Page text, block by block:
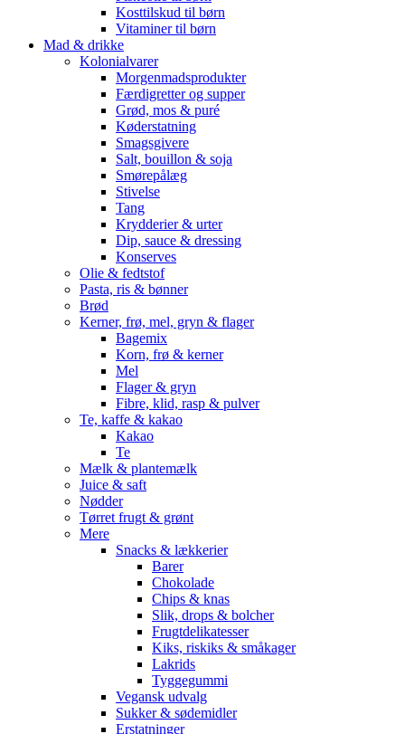
Kosttilskud til børn
Vitaminer til børn
Mad & drikke
Kolonialvarer
Morgenmadsprodukter
Færdigretter og supper
Grød, mos & puré
Køderstatning
Smagsgivere
Salt, bouillon & soja
Smørepålæg
Stivelse
Tang
Krydderier & urter
Dip, sauce & dressing
Konserves
Olie & fedtstof
Pasta, ris & bønner
Brød
Kerner, frø, mel, gryn & flager
Bagemix
Korn, frø & kerner
Mel
Flager & gryn
Fibre, klid, rasp & pulver
Te, kaffe & kakao
Kakao
Te
Mælk & plantemælk
Juice & saft
Nødder
Tørret frugt & grønt
Mere
Snacks & lækkerier
Barer
Chokolade
Chips & knas
Slik, drops & bolcher
Frugtdelikatesser
Kiks, riskiks & småkager
Lakrids
Tyggegummi
Vegansk udvalg
Sukker & sødemidler
Erstatninger